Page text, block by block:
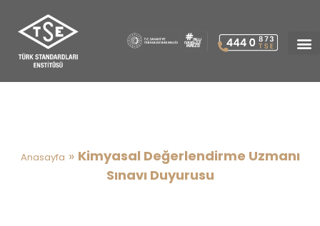
Anasayfa » Kimyasal Değerlendirme Uzmanı
Sınavı Duyurusu